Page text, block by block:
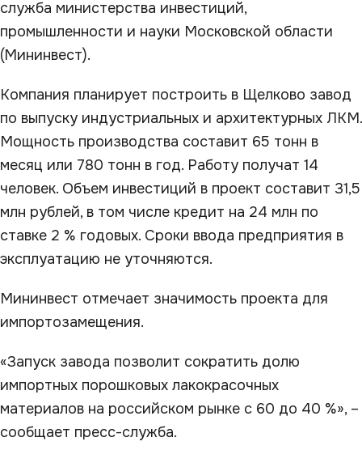
служба министерства инвестиций,
промышленности и науки Московской области
(Мининвест).
Компания планирует построить в Щелково завод
по выпуску индустриальных и архитектурных ЛКМ.
Мощность производства составит 65 тонн в
месяц или 780 тонн в год. Работу получат 14
человек. Объем инвестиций в проект составит 31,5
млн рублей, в том числе кредит на 24 млн по
ставке 2 % годовых. Сроки ввода предприятия в
эксплуатацию не уточняются.
Мининвест отмечает значимость проекта для
импортозамещения.
«Запуск завода позволит сократить долю
импортных порошковых лакокрасочных
материалов на российском рынке с 60 до 40 %», –
сообщает пресс-служба.